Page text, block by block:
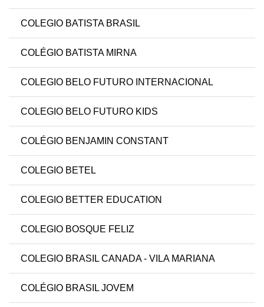
COLEGIO BATISTA BRASIL
COLÉGIO BATISTA MIRNA
COLEGIO BELO FUTURO INTERNACIONAL
COLEGIO BELO FUTURO KIDS
COLÉGIO BENJAMIN CONSTANT
COLEGIO BETEL
COLEGIO BETTER EDUCATION
COLEGIO BOSQUE FELIZ
COLEGIO BRASIL CANADA - VILA MARIANA
COLÉGIO BRASIL JOVEM